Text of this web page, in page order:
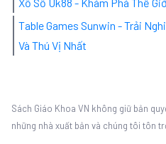
Table Games Sunwin - Trải
Và Thú Vị Nhất
Sách Giáo Khoa VN không giữ bản
những nhà xuất bản và chúng tôi tôn